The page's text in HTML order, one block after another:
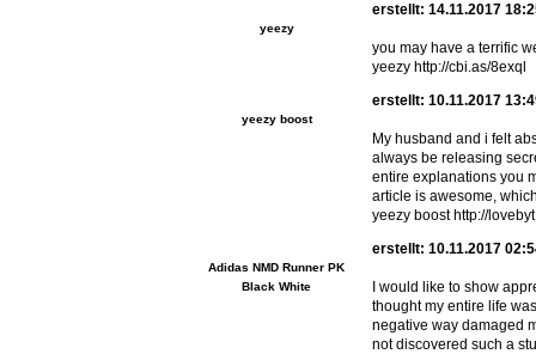
yeezy
erstellt: 14.11.2017
you may have a terrific
yeezy http://cbi.as/8exql
yeezy boost
erstellt: 10.11.2017
My husband and i felt
always be releasing
entire explanations you
article is awesome,
yeezy boost http://
Adidas NMD Runner PK
Black White
erstellt: 10.11.2017
I would like to show
thought my entire life
negative way damaged
not discovered such a